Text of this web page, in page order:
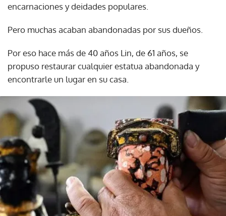
encarnaciones y deidades populares.
Pero muchas acaban abandonadas por sus dueños.
Por eso hace más de 40 años Lin, de 61 años, se
propuso restaurar cualquier estatua abandonada y
encontrarle un lugar en su casa.